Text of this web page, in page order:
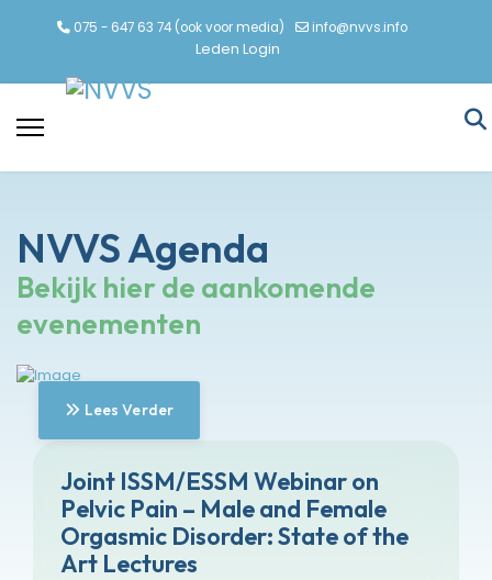
075 - 647 63 74 (ook voor media) info@nvvs.info
Leden Login
NVVS Agenda
Bekijk hier de aankomende
evenementen
Lees Verder
Joint ISSM/ESSM Webinar on
Pelvic Pain – Male and Female
Orgasmic Disorder: State of the
Art Lectures